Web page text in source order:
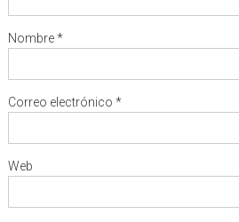
Nombre*
Correo electrónico *
Web